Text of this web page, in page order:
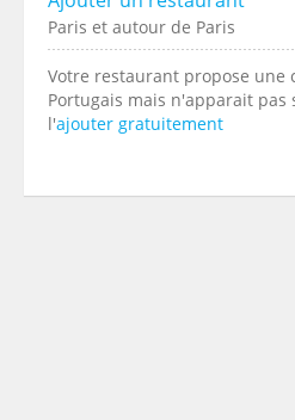
Paris et autour de Paris
Votre restaurant propose une
Portugais mais n'apparait pas
l'ajouter gratuitement